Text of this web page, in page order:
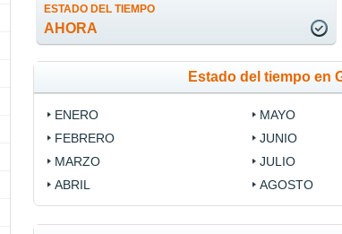
ESTADO DEL TIEMPO
AHORA
Estado del tiempo en
ENERO
FEBRERO
MARZO
ABRIL
MAYO
JUNIO
JULIO
AGOSTO